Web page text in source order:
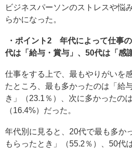
ビジネスパーソンのストレスや悩
らかになった。
・ポイント2 年代によって仕事
代は「給与・賞与」、50代は「感
仕事をする上で、最もやりがいを
たところ、最も多かったのは「給
き」（23.1％）、次に多かったの
（16.4%）だった。
年代別に見ると、20代で最も多か
もらったとき」（55.2％）、50代